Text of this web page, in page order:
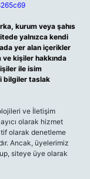
kurum veya şahıs
yalnızca kendi
yer alan içerikler
kişiler hakkında
ile isim
bilgiler taslak
ve İletişim
olarak hizmet
olarak denetleme
Ancak, üyelerimiz
siteye üye olarak